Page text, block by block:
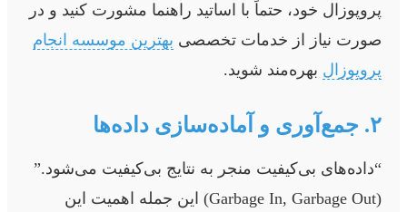
پروپوزال خود، حتماً با اساتید راهنما مشورت کنید و در
صورت نیاز از خدمات تخصصی بهترین موسسه انجام
پروپوزال بهره‌مند شوید.
۲. جمع‌آوری و آماده‌سازی داده‌ها
“داده‌های بی‌کیفیت منجر به نتایج بی‌کیفیت می‌شود.”
(Garbage In, Garbage Out) این جمله اهمیت این